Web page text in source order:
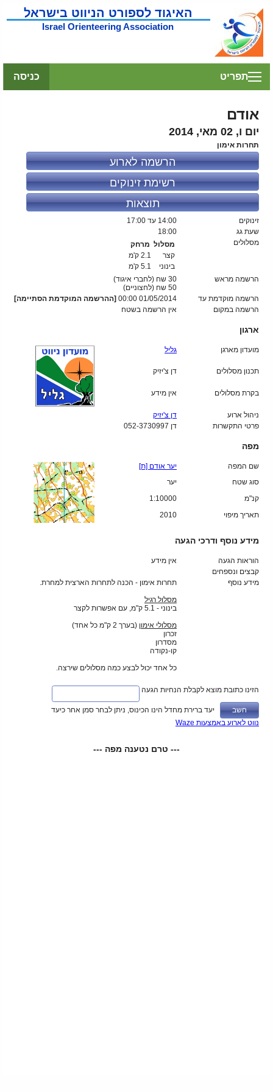
האיגוד לספורט הניווט בישראל
Israel Orienteering Association
כניסה תפריט
אודם
יום ו, 02 מאי, 2014
תחרות אימון
הרשמה לארוע
רשימת זינוקים
תוצאות
זינוקים 14:00 עד 17:00
שעת גג
18:00
מסלולים
מסלול מרחק
קצר
2.1 ק'מ
בינוני
5.1 ק'מ
הרשמה מראש
30 שח (לחברי איגוד)
50 שח (לחצוניים)
הרשמה מוקדמת עד
01/05/2014 00:00
[ההרשמה המוקדמת הסתיימה]
הרשמה במקום
אין הרשמה בשטח
ארגון
מועדון מארגן גליל
תכנון מסלולים דן צ'יזיק
בקרת מסלולים אין מידע
ניהול ארוע
דן צ'יזיק
פרטי התקשרות
דן 052-3730997
מפה
שם המפה
יער אודם [ת]
סוג שטח
יער
קנ"מ
1:10000
תאריך מיפוי
2010
מידע נוסף ודרכי הגעה
הוראות הגעה
אין מידע
קבצים ונספחים
מידע נוסף
תחרות אימון - הכנה לתחרות הארצית למחרת.
מסלול רגיל
בינוני - 5.1 ק"מ, עם אפשרות לקצר
מסלולי אימון (בערך 2 ק"מ כל אחד)
זכרון
מסדרון
קו-נקודה
כל אחד יכול לבצע כמה מסלולים שירצה.
הזינו כתובת מוצא לקבלת הנחיות הגעה
יעד ברירת מחדל הינו הכינוס, ניתן לבחר סמן אחר כיעד
נווט לארוע באמצעות Waze
--- טרם נטענה מפה ---